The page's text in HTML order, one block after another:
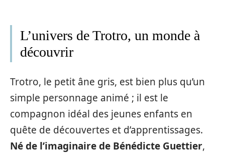
L’univers de Trotro, un monde à
découvrir
Trotro, le petit âne gris, est bien plus qu’un
simple personnage animé ; il est le
compagnon idéal des jeunes enfants en
quête de découvertes et d’apprentissages.
Né de l’imaginaire de Bénédicte Guettier,